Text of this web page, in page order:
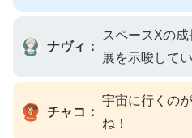
ナヴィ：
スペースXの
展を示唆してい
チャコ：
宇宙に行くの
ね！